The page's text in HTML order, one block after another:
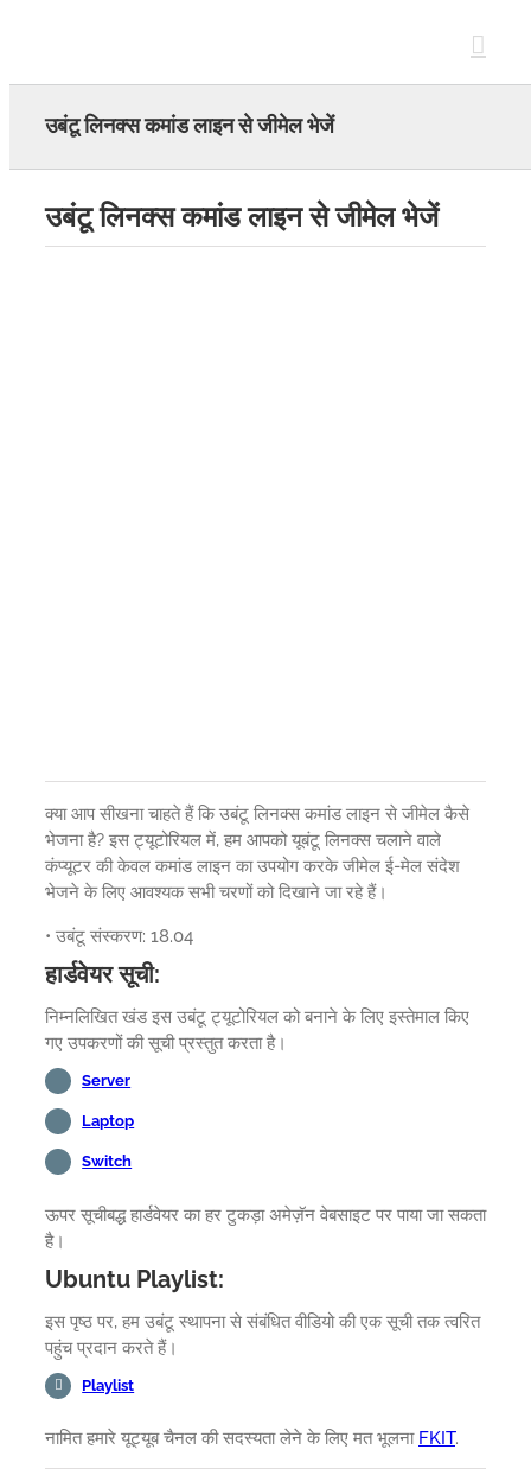
उबंटू लिनक्स कमांड लाइन से जीमेल भेजें
उबंटू लिनक्स कमांड लाइन से जीमेल भेजें
क्या आप सीखना चाहते हैं कि उबंटू लिनक्स कमांड लाइन से जीमेल कैसे
भेजना है? इस ट्यूटोरियल में, हम आपको यूबंटू लिनक्स चलाने वाले
कंप्यूटर की केवल कमांड लाइन का उपयोग करके जीमेल ई-मेल संदेश
भेजने के लिए आवश्यक सभी चरणों को दिखाने जा रहे हैं।
• उबंटू संस्करण: 18.04
हार्डवेयर सूची:
निम्नलिखित खंड इस उबंटू ट्यूटोरियल को बनाने के लिए इस्तेमाल किए
गए उपकरणों की सूची प्रस्तुत करता है।
Server
Laptop
Switch
ऊपर सूचीबद्ध हार्डवेयर का हर टुकड़ा अमेज़ॅन वेबसाइट पर पाया जा सकता
है।
Ubuntu Playlist:
इस पृष्ठ पर, हम उबंटू स्थापना से संबंधित वीडियो की एक सूची तक त्वरित
पहुंच प्रदान करते हैं।
Playlist
नामित हमारे यूट्यूब चैनल की सदस्यता लेने के लिए मत भूलना FKIT.